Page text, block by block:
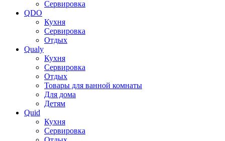
Сервировка
QDO
Кухня
Сервировка
Отдых
Qualy
Кухня
Сервировка
Отдых
Товары для ванной комнаты
Для дома
Детям
Quid
Кухня
Сервировка